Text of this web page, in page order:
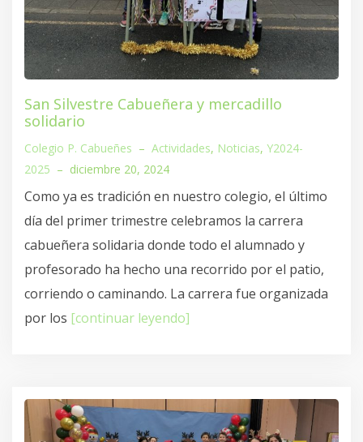
San Silvestre Cabueñera y mercadillo
solidario
Colegio P. Cabueñes – Actividades, Noticias, Y2024-
2025 – diciembre 20, 2024
Como ya es tradición en nuestro colegio, el último
día del primer trimestre celebramos la carrera
cabueñera solidaria donde todo el alumnado y
profesorado ha hecho una recorrido por el patio,
corriendo o caminando. La carrera fue organizada
por los [continuar leyendo]